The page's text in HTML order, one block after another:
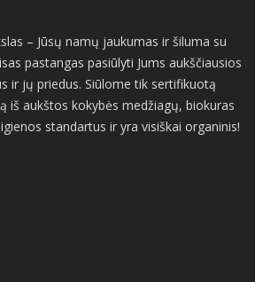
– Jūsų namų jaukumas ir šiluma su
pastangas pasiūlyti Jums aukščiausios
ir jų priedus. Siūlome tik sertifikuotą
iš aukštos kokybės medžiagų, biokuras
standartus ir yra visiškai organinis!